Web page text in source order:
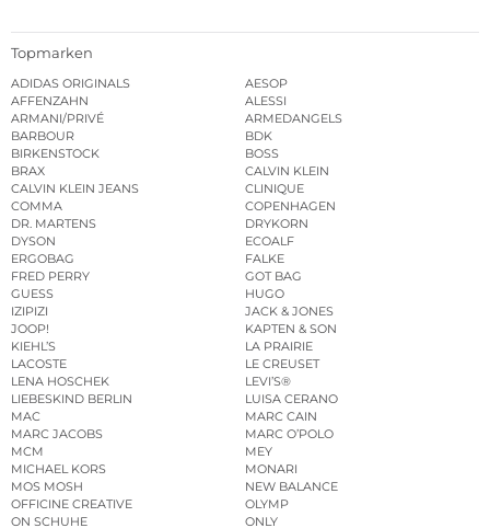
Topmarken
ADIDAS ORIGINALS
AESOP
AFFENZAHN
ALESSI
ARMANI/PRIVÉ
ARMEDANGELS
BARBOUR
BDK
BIRKENSTOCK
BOSS
BRAX
CALVIN KLEIN
CALVIN KLEIN JEANS
CLINIQUE
COMMA
COPENHAGEN
DR. MARTENS
DRYKORN
DYSON
ECOALF
ERGOBAG
FALKE
FRED PERRY
GOT BAG
GUESS
HUGO
IZIPIZI
JACK & JONES
JOOP!
KAPTEN & SON
KIEHL’S
LA PRAIRIE
LACOSTE
LE CREUSET
LENA HOSCHEK
LEVI’S®
LIEBESKIND BERLIN
LUISA CERANO
MAC
MARC CAIN
MARC JACOBS
MARC O’POLO
MCM
MEY
MICHAEL KORS
MONARI
MOS MOSH
NEW BALANCE
OFFICINE CREATIVE
OLYMP
ON SCHUHE
ONLY